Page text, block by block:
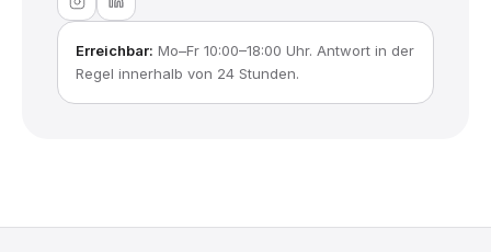
Erreichbar: Mo–Fr 10:00–18:00 Uhr. Antwort in der
Regel innerhalb von 24 Stunden.